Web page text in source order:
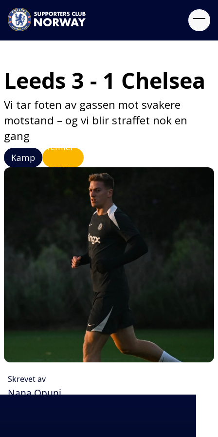
Leeds 3 - 1 Chelsea
Vi tar foten av gassen mot svakere
motstand – og vi blir straffet nok en
gang
Kamp
Premier
League
Skrevet av
Nana Opuni